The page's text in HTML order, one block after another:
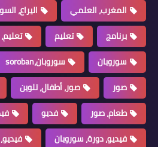
المغرب، العلمي
اليراع،
برنامج
تعليم
سوروبان
سوروبان،soroban
صور
صور، أطفال، تلوين
طعام، صور
فديو
فيديو، دورة، سوروبان